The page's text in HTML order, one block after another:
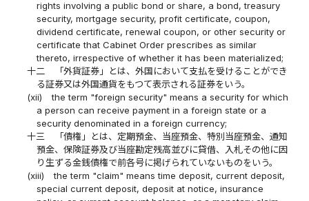
rights involving a public bond or share, a bond, treasury
security, mortgage security, profit certificate, coupon,
dividend certificate, renewal coupon, or other security or
certificate that Cabinet Order prescribes as similar
thereto, irrespective of whether it has been materialized;
十二
「外貨証券」とは、外国において支払を受けることができ
る証券又は外国通貨をもつて表示される証券をいう。
(xii)
the term "foreign security" means a security for which
a person can receive payment in a foreign state or a
security denominated in a foreign currency;
十三
「債権」とは、定期預金、当座預金、特別当座預金、通知
預金、保険証券及び当座勘定残高並びに貸借、入札その他に因
り生ずる金銭債権で前各号に掲げられていないものをいう。
(xiii)
the term "claim" means time deposit, current deposit,
special current deposit, deposit at notice, insurance